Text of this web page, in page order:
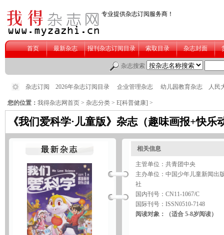
您的位置： 我得杂志网首页 > 杂志分类 > E[科普健康] >
《我们爱科学·儿童版》杂志（趣味画报+快乐
相关信息
主管单位：共青团中央
主办单位：中国少年儿童新闻出
社
国内刊号：CN11-1067/C
国际刊号：ISSN0510-7148
阅读对象：（适合 5-8岁阅读）